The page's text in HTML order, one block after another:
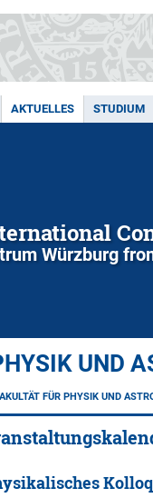
AKTUELLES STUDIUM
Würzburg
UND
FÜR PHYSIK UND